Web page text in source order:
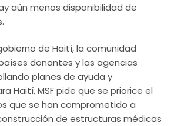
aún menos disponibilidad de
de Haití, la comunidad
donantes y las agencias
planes de ayuda y
Haití, MSF pide que se priorice el
que se han comprometido a
de estructuras médicas